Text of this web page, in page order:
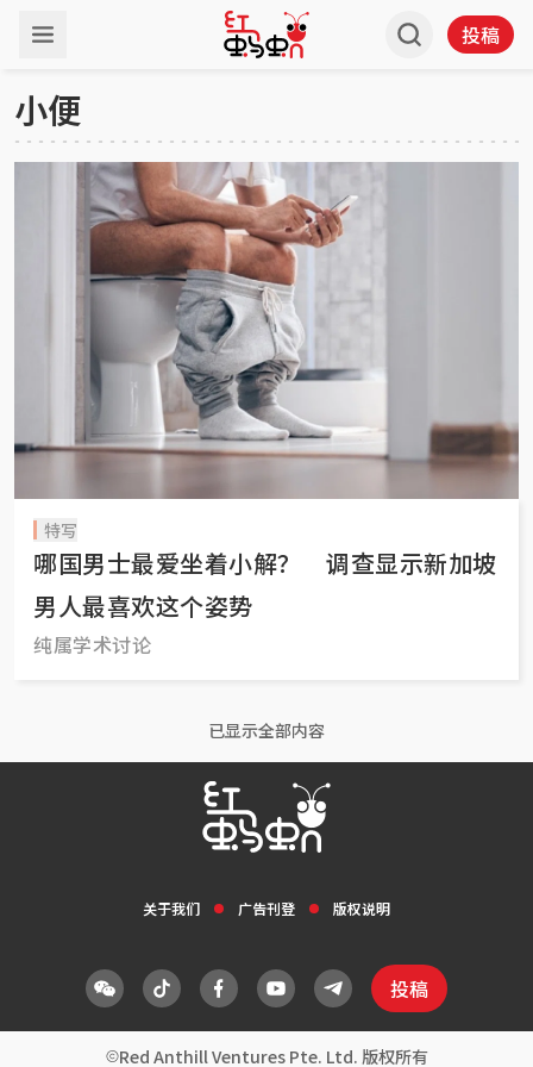
投稿
小便
特写
哪国男士最爱坐着小解？ 调查显示新加坡
男人最喜欢这个姿势
纯属学术讨论
已显示全部内容
关于我们 广告刊登 版权说明
投稿
Red Anthill Ventures Pte. Ltd. 版权所有